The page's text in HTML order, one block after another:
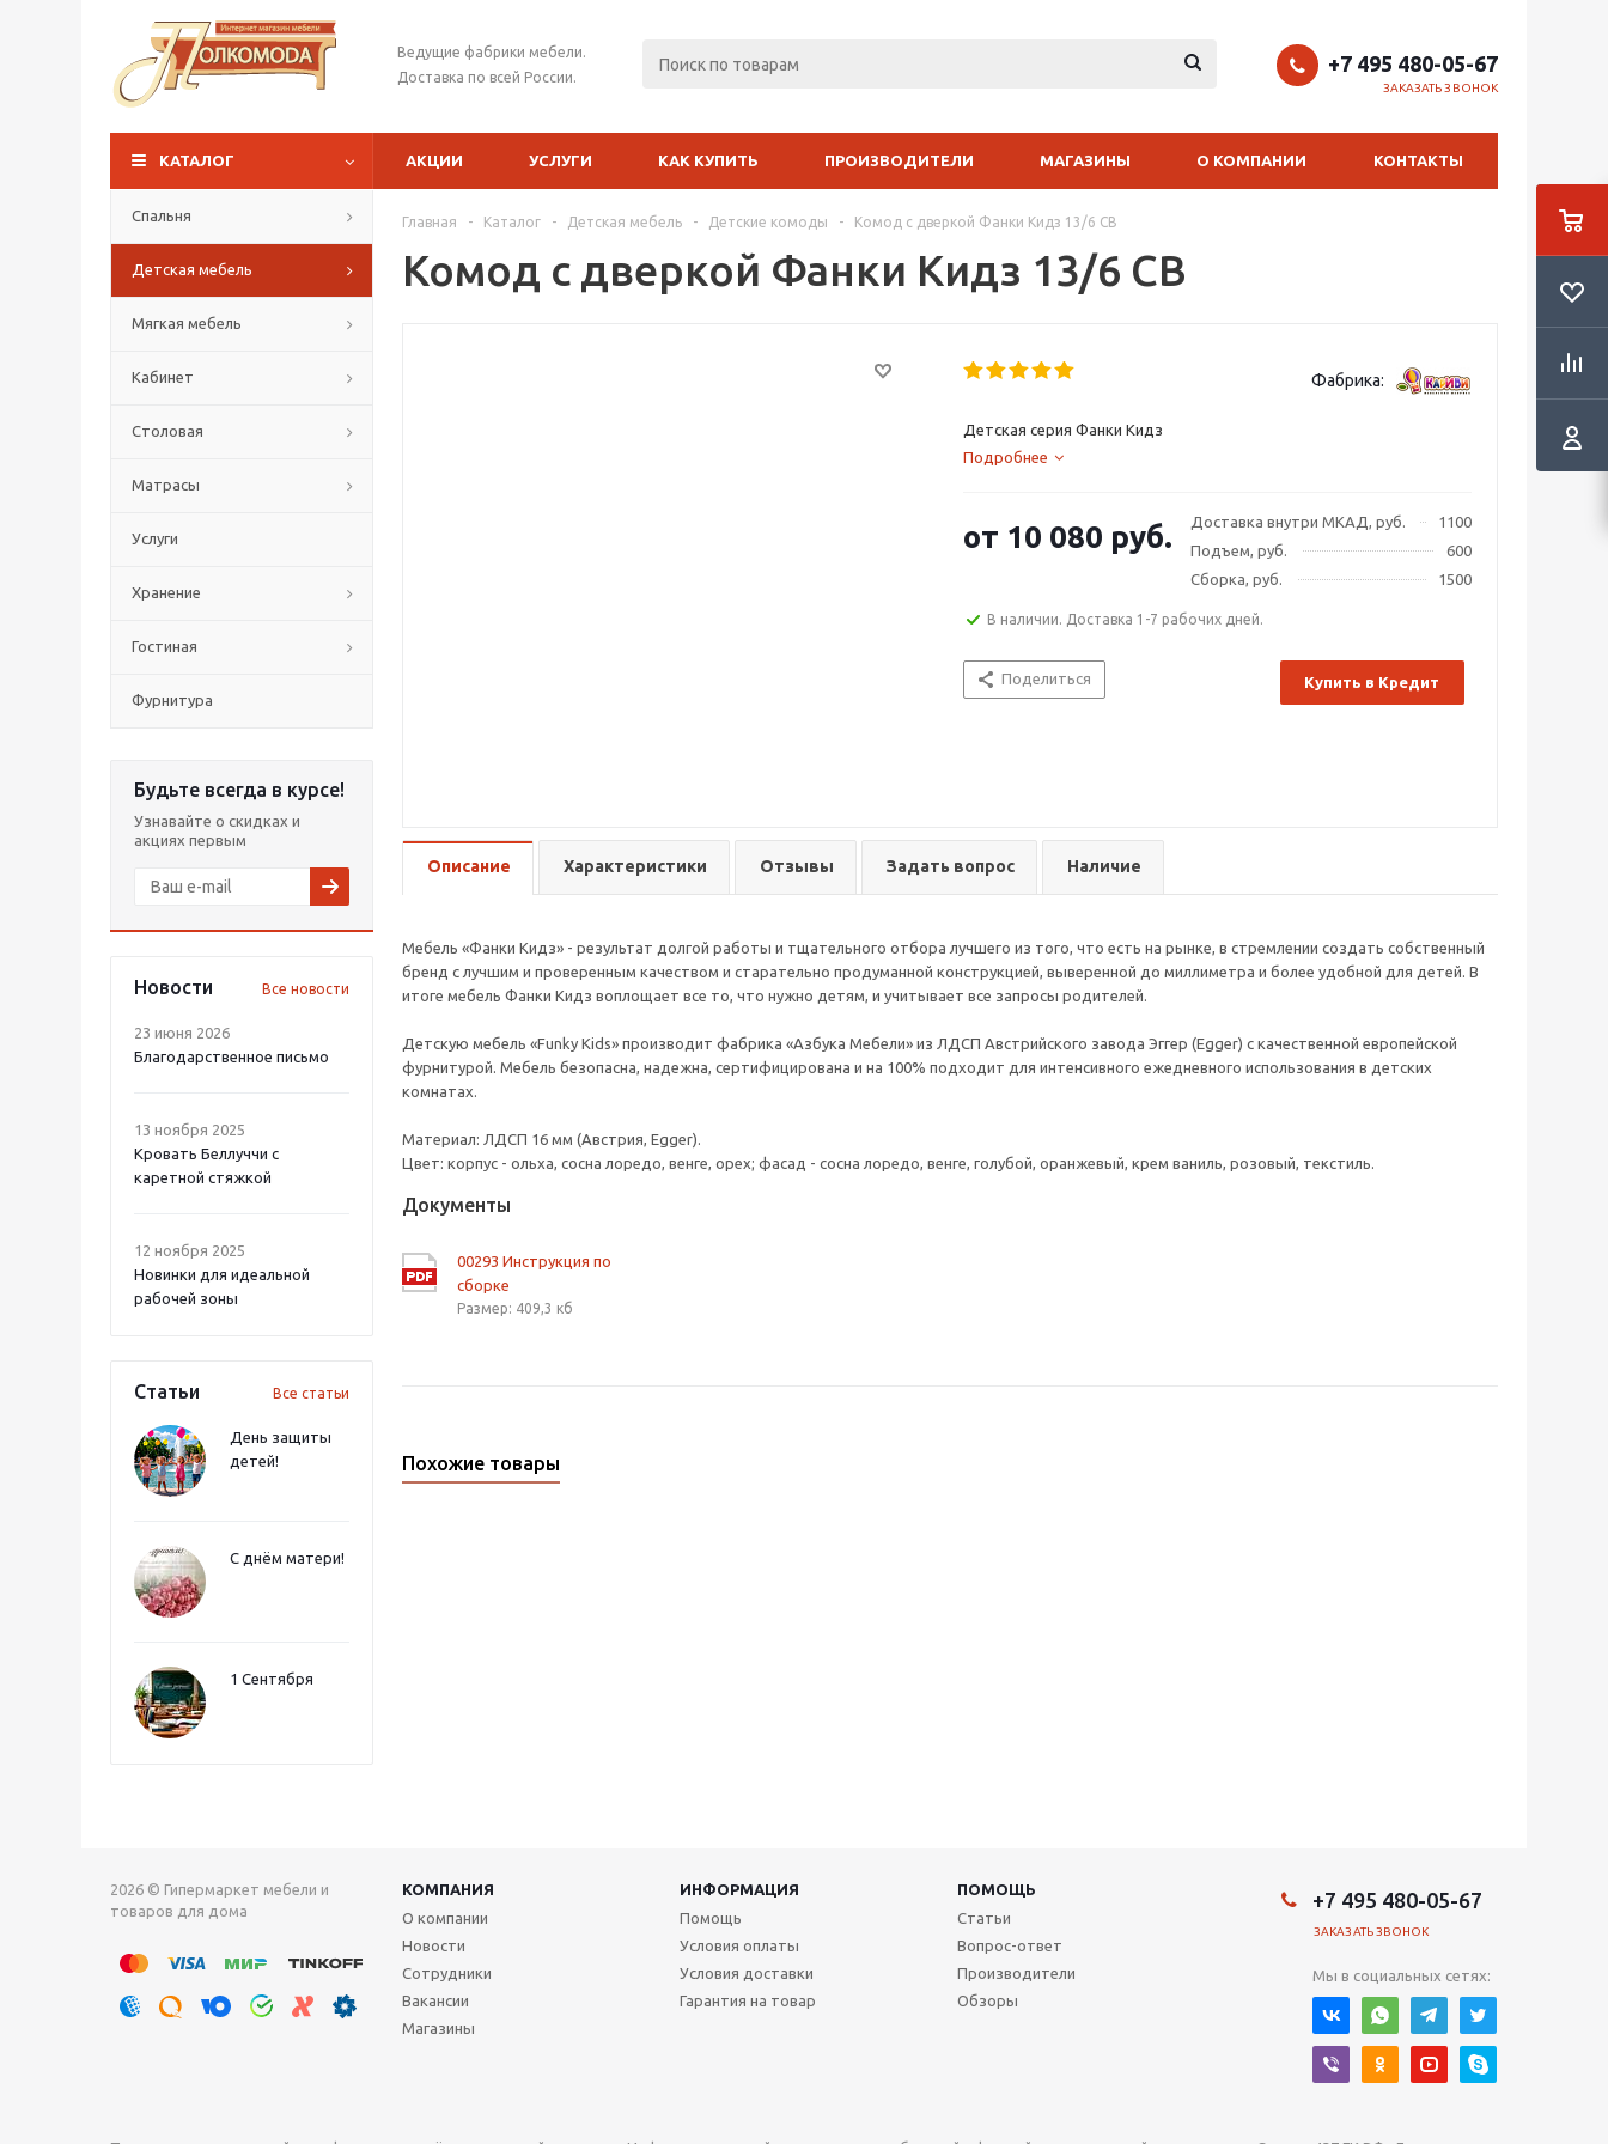
Ведущие фабрики мебели.
Доставка по всей России.
+7 495 480-05-67
ЗАКАЗАТЬ ЗВОНОК
КАТАЛОГ АКЦИИ УСЛУГИ КАК КУПИТЬ ПРОИЗВОДИТЕЛИ МАГАЗИНЫ О КОМПАНИИ КОНТАКТЫ
Спальня
Детская мебель
Мягкая мебель
Кабинет
Столовая
Матрасы
Услуги
Хранение
Гостиная
Фурнитура
Будьте всегда в курсе!
Узнавайте о скидках и
акциях первым
Новости Все новости
23 июня 2026
Благодарственное письмо
13 ноября 2025
Кровать Беллуччи с
каретной стяжкой
12 ноября 2025
Новинки для идеальной
рабочей зоны
Статьи Все статьи
День защиты
детей!
С днём матери!
1 Сентября
Главная - Каталог - Детская мебель - Детские комоды - Комод с дверкой Фанки Кидз 13/6 СВ
Комод с дверкой Фанки Кидз 13/6 СВ
Фабрика:
Детская серия Фанки Кидз
Подробнее
Доставка внутри МКАД, руб.
1100
Подъем, руб.
600
Сборка, руб.
1500
от 10 080 руб.
В наличии. Доставка 1-7 рабочих дней.
Поделиться Купить в Кредит
Описание Характеристики Отзывы Задать вопрос Наличие
Мебель «Фанки Кидз» - результат долгой работы и тщательного отбора лучшего из того, что есть на рынке, в стремлении создать собственный
бренд с лучшим и проверенным качеством и старательно продуманной конструкцией, выверенной до миллиметра и более удобной для детей. В
итоге мебель Фанки Кидз воплощает все то, что нужно детям, и учитывает все запросы родителей.
Детскую мебель «Funky Kids» производит фабрика «Азбука Мебели» из ЛДСП Австрийского завода Эггер (Egger) с качественной европейской
фурнитурой. Мебель безопасна, надежна, сертифицирована и на 100% подходит для интенсивного ежедневного использования в детских
комнатах.
Материал: ЛДСП 16 мм (Австрия, Egger).
Цвет: корпус - ольха, сосна лоредо, венге, орех; фасад - сосна лоредо, венге, голубой, оранжевый, крем ваниль, розовый, текстиль.
Документы
00293 Инструкция по
сборке
Размер: 409,3 кб
Похожие товары
2026 © Гипермаркет мебели и
товаров для дома
КОМПАНИЯ ИНФОРМАЦИЯ
ПОМОЩЬ
О компании
Новости
Сотрудники
Вакансии
Магазины
Помощь
Условия оплаты
Условия доставки
Гарантия на товар
Статьи
Вопрос-ответ
Производители
Обзоры
+7 495 480-05-67
ЗАКАЗАТЬ ЗВОНОК
Мы в социальных сетях: